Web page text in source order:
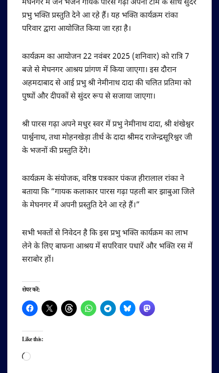
मेघनगर में जैन भजन गायक पारस गढ़ा अपनी टीम के साथ सुंदर
प्रभु भक्ति प्रस्तुति देने आ रहे हैं। यह भक्ति कार्यक्रम रांका
परिवार द्वारा आयोजित किया जा रहा है।
कार्यक्रम का आयोजन 22 नवंबर 2025 (शनिवार) को रात्रि 7
बजे से मेघनगर आश्रय प्रांगण में किया जाएगा। इस दौरान
अहमदाबाद से आई प्रभु श्री नेमीनाथ दादा की चलित प्रतिमा को
पुष्पों और दीपकों से सुंदर रूप से सजाया जाएगा।
श्री पारस गढ़ा अपने मधुर स्वर में प्रभु नेमीनाथ दादा, श्री शंखेश्वर
पार्श्वनाथ, तथा मोहनखेड़ा तीर्थ के दादा श्रीमद राजेन्द्रसूरिश्वर जी
के भजनों की प्रस्तुति देंगे।
कार्यक्रम के संयोजक, वरिष्ठ पत्रकार पंकज हीरालाल रांका ने
बताया कि “गायक कलाकार पारस गढ़ा पहली बार झाबुआ जिले
के मेघनगर में अपनी प्रस्तुति देने आ रहे हैं।”
सभी भक्तों से निवेदन है कि इस प्रभु भक्ति कार्यक्रम का लाभ
लेने के लिए बाफना आश्रय में सपरिवार पधारें और भक्ति रस में
सराबोर हों।
शेयर करें:
Like this:
Loading…